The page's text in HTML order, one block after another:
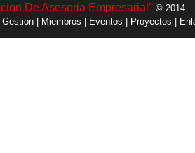
De Asesoria Empresarial" © 2014
Gestion Miembros Eventos Proyectos